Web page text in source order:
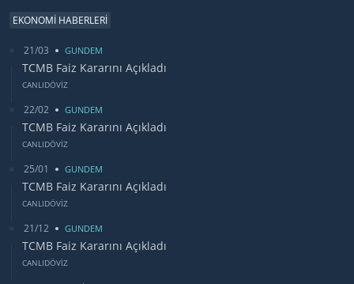
EKONOMİ HABERLERİ
21/03 GUNDEM
TCMB Faiz Kararını Açıkladı
CANLIDÖVİZ
22/02 GUNDEM
TCMB Faiz Kararını Açıkladı
CANLIDÖVİZ
25/01 GUNDEM
TCMB Faiz Kararını Açıkladı
CANLIDÖVİZ
21/12 GUNDEM
TCMB Faiz Kararını Açıkladı
CANLIDÖVİZ